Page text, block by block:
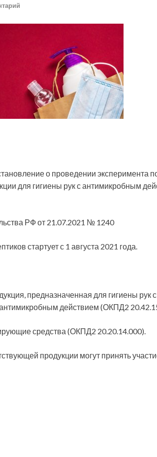
о проведении эксперимента
для гигиены рук с антимикробным
РФ от 21.07.2021 № 1240
стартует с 1 августа 2021 года.
предназначенная для гигиены рук
действием (ОКПД2
средства (ОКПД2 20.20.14.000).
продукции могут принять